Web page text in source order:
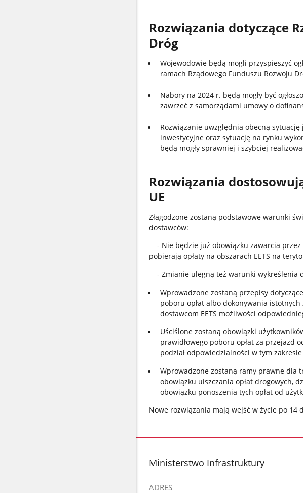
Rozwiązania dotyczące
Dróg
Wojewodowie będą mogli przyspieszyć
ramach Rządowego Funduszu Rozwoju
Nabory na 2024 r. będą mogły być
zawrzeć z samorządami umowy o
Rozwiązanie uwzględnia obecną
inwestycyjne oraz sytuację na rynku
będą mogły sprawniej i szybciej
Rozwiązania
UE
Złagodzone zostaną podstawowe warunki
dostawców:
- Nie będzie już obowiązku zawarcia
pobierają opłaty na obszarach EETS na
- Zmianie ulegną też warunki wykreślenia
Wprowadzone zostaną przepisy
poboru opłat albo dokonywania
dostawcom EETS możliwości
Uściślone zostaną obowiązki
prawidłowego poboru opłat za przejazd
podział odpowiedzialności w tym
Wprowadzone zostaną ramy prawne dla
obowiązku uiszczania opłat drogowych,
obowiązku ponoszenia tych opłat od
Nowe rozwiązania mają wejść w życie po 14
stopka
Ministerstwo Infrastruktury
ADRES